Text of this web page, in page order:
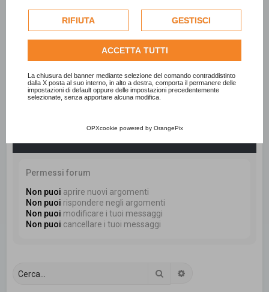
dell'utente e, se consentito, potrebbero essere utilizzati
per personalizzare gli annunci pubblicitari. Per ulteriori
informazioni su come Google utilizza i dati raccolti,
politica sulla privacy di Google
Consulta l'informativa cookie completa.
RIFIUTA GESTISCI
ACCETTA TUTTI
La chiusura del banner mediante selezione del comando contraddistinto
dalla X posta al suo interno, in alto a destra, comporta il permanere delle
impostazioni di default oppure delle impostazioni precedentemente
selezionate, senza apportare alcuna modifica.
OPXcookie powered by OrangePix
Nuovo argomento
7228 argomenti
272 273 274
Vai a
Permessi forum
Non puoi aprire nuovi argomenti
Non puoi rispondere negli argomenti
Non puoi modificare i tuoi messaggi
Non puoi cancellare i tuoi messaggi
Cerca